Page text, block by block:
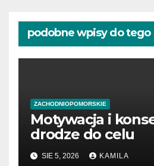
podobne wpisy do tego
ZACHODNIOPOMORSKIE
Motywacja i
drodze do celu
SIE 5, 2026 KAMILA